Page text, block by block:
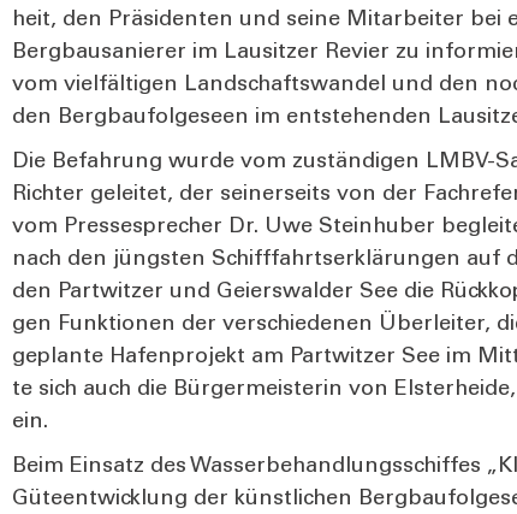
heit, den Prä­si­den­ten und sei­ne Mit­ar­bei­ter bei
Berg­bau­sa­nie­rer im Lau­sit­zer Revier zu
vom viel­fäl­ti­gen Land­schafts­wan­del und den
den Berg­bau­fol­ge­seen im ent­ste­hen­den
Die Befah­rung wur­de vom zustän­di­gen LMBV-
Rich­ter gelei­tet, der sei­ner­seits von der
vom Pres­se­spre­cher Dr. Uwe Stein­hu­ber
nach den jüngs­ten Schiff­fahrts­er­klä­run­gen auf
den Part­wit­zer und Gei­ers­wal­der See die
gen Funk­tio­nen der ver­schie­de­nen Über­lei­ter,
geplan­te Hafen­pro­jekt am Part­wit­zer See im
te sich auch die Bür­ger­meis­te­rin von
ein.
Beim Ein­satz des Was­ser­be­hand­lungs­schif­fes
Güte­ent­wick­lung der künst­li­chen